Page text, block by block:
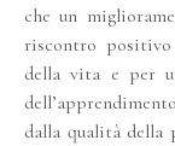
che un
riscontro
della vita e per
dalla qualità della